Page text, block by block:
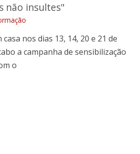
não insultes"
nos dias 13, 14, 20 e 21 de
a campanha de sensibilização
o